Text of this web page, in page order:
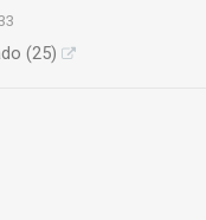
(25)